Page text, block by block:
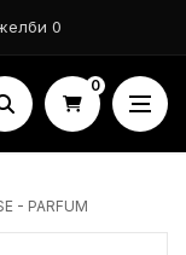
0
0
- PARFUM